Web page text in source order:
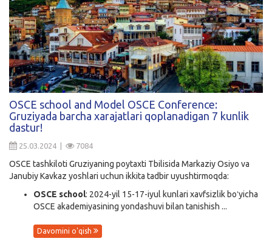
Blog
Yana
Qidirish
Kirish
OSCE school and Model OSCE Conference:
Gruziyada barcha xarajatlari qoplanadigan 7 kunlik
dastur!
25.03.2024 | 7084
OSCE tashkiloti Gruziyaning poytaxti Tbilisida Markaziy Osiyo va
Janubiy Kavkaz yoshlari uchun ikkita tadbir uyushtirmoqda:
OSCE school: 2024-yil 15-17-iyul kunlari xavfsizlik boʻyicha
OSCE akademiyasining yondashuvi bilan tanishish ...
Davomini o'qish